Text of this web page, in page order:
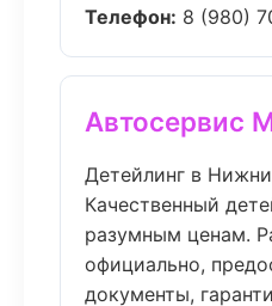
Телефон: 8 (980)
Автосервис
Детейлинг в
Качественный
разумным ценам.
официально,
документы,